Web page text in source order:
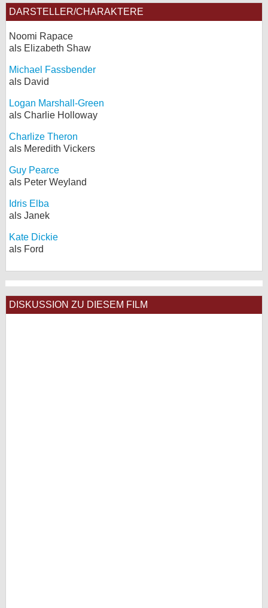
DARSTELLER/CHARAKTERE
Noomi Rapace
als Elizabeth Shaw
Michael Fassbender
als David
Logan Marshall-Green
als Charlie Holloway
Charlize Theron
als Meredith Vickers
Guy Pearce
als Peter Weyland
Idris Elba
als Janek
Kate Dickie
als Ford
DISKUSSION ZU DIESEM FILM